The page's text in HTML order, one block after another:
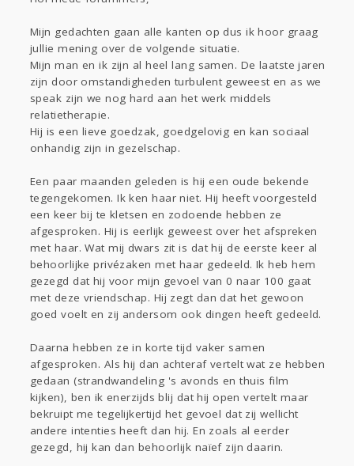
Contact
Gevraagd
Horen Doen
Zien
Lezen
Mijn gedachten gaan alle kanten op dus ik hoor graag
jullie mening over de volgende situatie.
Mijn man en ik zijn al heel lang samen. De laatste jaren
zijn door omstandigheden turbulent geweest en as we
speak zijn we nog hard aan het werk middels
relatietherapie.
Hij is een lieve goedzak, goedgelovig en kan sociaal
onhandig zijn in gezelschap.
Een paar maanden geleden is hij een oude bekende
tegengekomen. Ik ken haar niet. Hij heeft voorgesteld
een keer bij te kletsen en zodoende hebben ze
afgesproken. Hij is eerlijk geweest over het afspreken
met haar. Wat mij dwars zit is dat hij de eerste keer al
behoorlijke privézaken met haar gedeeld. Ik heb hem
gezegd dat hij voor mijn gevoel van 0 naar 100 gaat
met deze vriendschap. Hij zegt dan dat het gewoon
goed voelt en zij andersom ook dingen heeft gedeeld.
Daarna hebben ze in korte tijd vaker samen
afgesproken. Als hij dan achteraf vertelt wat ze hebben
gedaan (strandwandeling 's avonds en thuis film
kijken), ben ik enerzijds blij dat hij open vertelt maar
bekruipt me tegelijkertijd het gevoel dat zij wellicht
andere intenties heeft dan hij. En zoals al eerder
gezegd, hij kan dan behoorlijk naïef zijn daarin.